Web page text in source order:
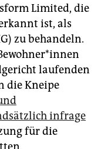
Limited, die
ist, als
zu behandeln.
laufenden
die Kneipe
infrage
für die